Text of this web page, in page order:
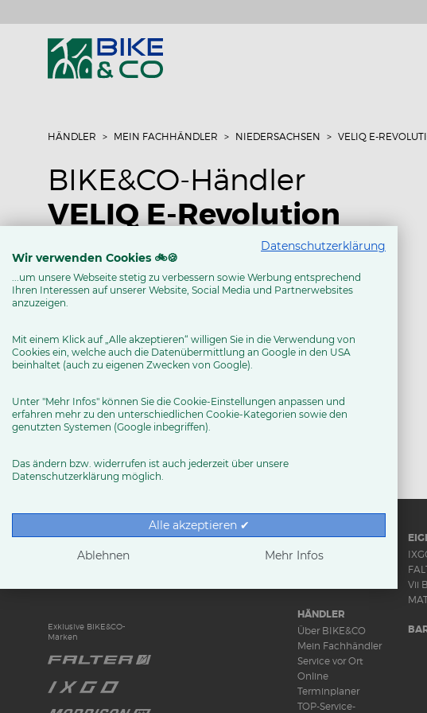
HÄNDLER MEIN FACHHÄNDLER NIEDERSACHSEN VELIQ E-
BIKE&CO-Händler
VELIQ E-Revolution
Lange Str. 11
38700 Braunlage OT Hohegeiß
Tel: 05583 9229182
info (at) veliq.shop
Exklusive BIKE&CO-
Marken
RUND UMS RAD
News & Trends
HÄNDLER
Über BIKE&CO
Mein Fachhändler
Service vor Ort
Online
Terminplaner
TOP-Service-
Vii
Datenschutzerklärung
Wir verwenden Cookies 🚲🍪
...um unsere Webseite stetig zu verbessern sowie Werbung entsprechend
Ihren Interessen auf unserer Website, Social Media und Partnerwebsites
anzuzeigen.
Mit einem Klick auf „Alle akzeptieren“ willigen Sie in die Verwendung von
Cookies ein, welche auch die Datenübermittlung an Google in den USA
beinhaltet (auch zu eigenen Zwecken von Google).
Unter "Mehr Infos" können Sie die Cookie-Einstellungen anpassen und
erfahren mehr zu den unterschiedlichen Cookie-Kategorien sowie den
genutzten Systemen (Google inbegriffen).
Das ändern bzw. widerrufen ist auch jederzeit über unsere
Datenschutzerklärung möglich.
Alle akzeptieren ✔
Ablehnen Mehr Infos